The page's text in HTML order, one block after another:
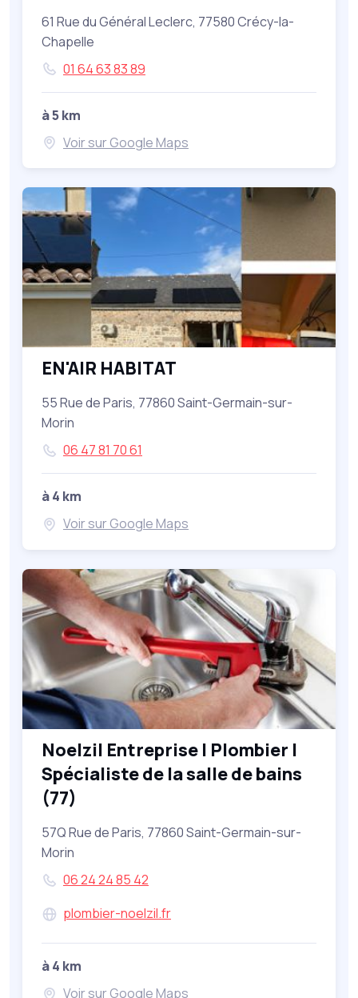
61 Rue du Général Leclerc, 77580 Crécy-la-
Chapelle
01 64 63 83 89
à 5 km
Voir sur Google Maps
EN'AIR HABITAT
55 Rue de Paris, 77860 Saint-Germain-sur-
Morin
06 47 81 70 61
à 4 km
Voir sur Google Maps
Noelzil Entreprise | Plombier |
Spécialiste de la salle de bains
(77)
57Q Rue de Paris, 77860 Saint-Germain-sur-
Morin
06 24 24 85 42
plombier-noelzil.fr
à 4 km
Voir sur Google Maps